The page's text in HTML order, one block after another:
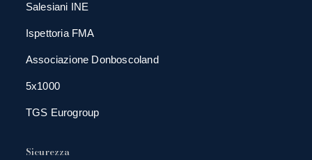
Salesiani INE
Ispettoria FMA
Associazione Donboscoland
5x1000
TGS Eurogroup
Sicurezza